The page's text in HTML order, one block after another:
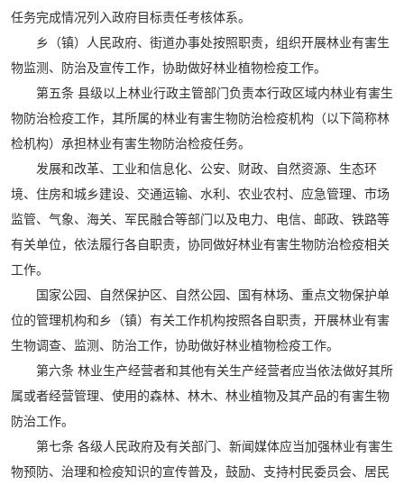
任务完成情况列入政府目标责任考核体系。
乡（镇）人民政府、街道办事处按照职责，组织开展林业有害生
物监测、防治及宣传工作，协助做好林业植物检疫工作。
第五条 县级以上林业行政主管部门负责本行政区域内林业有害生
物防治检疫工作，其所属的林业有害生物防治检疫机构（以下简称林
检机构）承担林业有害生物防治检疫任务。
发展和改革、工业和信息化、公安、财政、自然资源、生态环
境、住房和城乡建设、交通运输、水利、农业农村、应急管理、市场
监管、气象、海关、军民融合等部门以及电力、电信、邮政、铁路等
有关单位，依法履行各自职责，协同做好林业有害生物防治检疫相关
工作。
国家公园、自然保护区、自然公园、国有林场、重点文物保护单
位的管理机构和乡（镇）有关工作机构按照各自职责，开展林业有害
生物调查、监测、防治工作，协助做好林业植物检疫工作。
第六条 林业生产经营者和其他有关生产经营者应当依法做好其所
属或者经营管理、使用的森林、林木、林业植物及其产品的有害生物
防治工作。
第七条 各级人民政府及有关部门、新闻媒体应当加强林业有害生
物预防、治理和检疫知识的宣传普及，鼓励、支持村民委员会、居民